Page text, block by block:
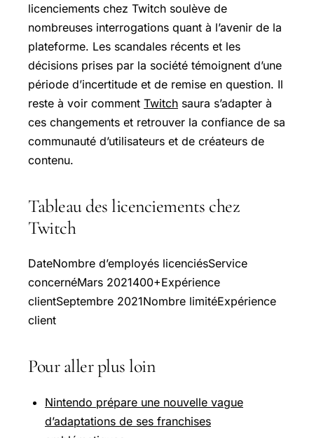
licenciements chez Twitch soulève de
nombreuses interrogations quant à l’avenir de la
plateforme. Les scandales récents et les
décisions prises par la société témoignent d’une
période d’incertitude et de remise en question. Il
reste à voir comment Twitch saura s’adapter à
ces changements et retrouver la confiance de sa
communauté d’utilisateurs et de créateurs de
contenu.
Tableau des licenciements chez
Twitch
DateNombre d’employés licenciésService
concernéMars 2021400+Expérience
clientSeptembre 2021Nombre limitéExpérience
client
Pour aller plus loin
Nintendo prépare une nouvelle vague
d’adaptations de ses franchises